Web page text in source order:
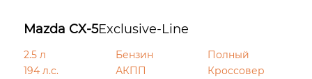
Mazda CX-5Exclusive-Line
2.5 л Бензин
Полный
194 л.с.
АКПП Кроссовер